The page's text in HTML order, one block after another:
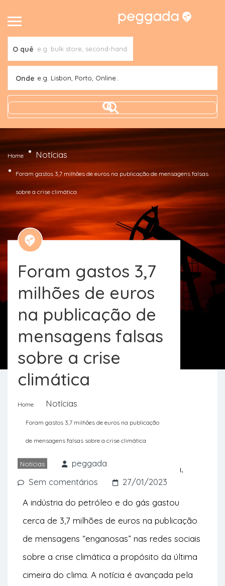
O quê
Onde e.g. Lisbon, Porto, Online..
Home Notícias
Foram gastos 3,7 milhões de euros na publicação de mensagens falsas
sobre a crise climática
Foram gastos 3,7
milhões de euros
na publicação de
mensagens falsas
sobre a crise
climática
Home Notícias
Foram gastos 3,7 milhões de euros na publicação
de mensagens falsas sobre a crise climática
Notícias
peggada
Sem comentários
27/01/2023
tendenciosos” sobre a crise climática.
A indústria do petróleo e do gás gastou
cerca de 3,7 milhões de euros na publicação
de mensagens “enganosas” nas redes sociais
sobre a crise climática a propósito da última
cimeira do clima. A notícia é avançada pela